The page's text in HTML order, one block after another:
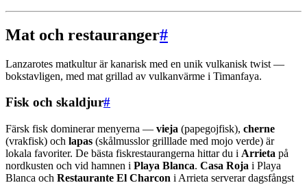
Mat och restauranger#
Lanzarotes matkultur är kanarisk med en unik vulkanisk twist —
bokstavligen, med mat grillad av vulkanvärme i Timanfaya.
Fisk och skaldjur#
Färsk fisk dominerar menyerna — vieja (papegojfisk), cherne
(vrakfisk) och lapas (skålmusslor grilllade med mojo verde) är
lokala favoriter. De bästa fiskrestaurangerna hittar du i Arrieta på
nordkusten och vid hamnen i Playa Blanca. Casa Roja i Playa
Blanca och Restaurante El Charcon i Arrieta serverar dagsfångst